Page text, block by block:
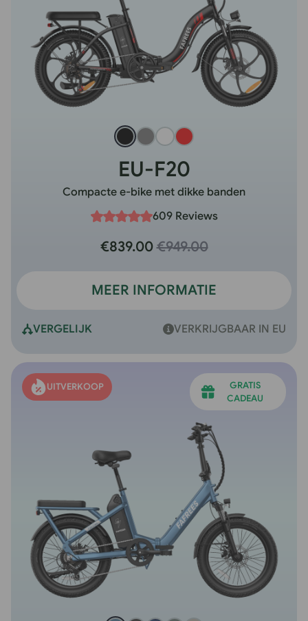
EU-F20
Compacte e-bike met dikke banden
609 Reviews
€839.00 €949.00
MEER INFORMATIE
VERGELIJK VERKRIJGBAAR IN EU
UITVERKOOP
GRATIS
CADEAU